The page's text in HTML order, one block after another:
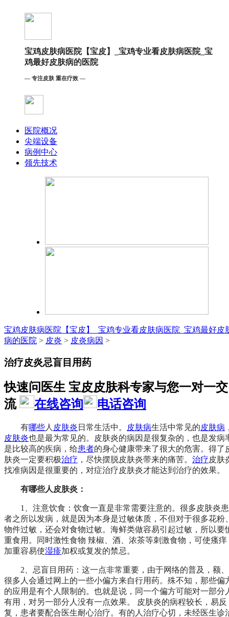
宝鸡皮肤病医院【宝皮】_宝鸡专业看皮肤病医院_宝
鸡最好皮肤病的医院
— 专注皮肤 重在疗效 —
医院概况
尖端设备
病例中心
领先技术
宝鸡皮肤病医院【宝皮】_宝鸡专业看皮肤病医院_宝鸡最好皮
病的医院 > 皮炎 > 皮炎病因 >
治疗皮炎忌盲目用药
快速问医生 宝皮皮肤科专家与您一对一交
流
在线咨询 电话咨询
有哪些人 皮肤炎 日常生活中。 皮肤病生活中常见的皮肤病
皮肤炎也是最为常见的。皮肤炎的病因是很复杂的，也是发病
是比较高的疾病，给患者的身心健康带来了很大的危害。得了
肤炎一定要积极治疗 ，尽快摆脱皮肤炎带来的痛苦。 治疗皮肤
找准病因是很重要的，对症治疗皮肤炎才能达到治疗的效果。
有哪些人皮肤炎：
1、注意饮食：饮食一直是非常需要注意的。很多皮肤炎患
者之所以发病，就是因为本身是过敏体质，不但对于很多花粉
物件过敏，还会对食物过敏。海鲜类做容易引起过敏，所以要
重食用。同时激性食物 辣椒、酒、浓茶等刺激食物，可使瘙痒
加重容易使湿疹加权或复发的禁忌。
2、忌盲目用药：这一点非常重要，由于网络的普及，额、
很多人会通过网上的一些小偏方来自行用药。殊不知，那些偏
的应用是有个人限制的。也就是说，同一个偏方可能对一部分
有用，对另一部分人没有一点效果。 皮肤炎的病程较长，易反
复，患者要配合医生耐心治疗。有的人治疗心切，未经医生诊